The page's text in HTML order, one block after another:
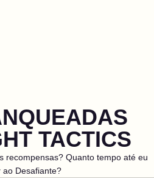
TACTICS
recompensas? Quanto tempo até eu
ao Desafiante?